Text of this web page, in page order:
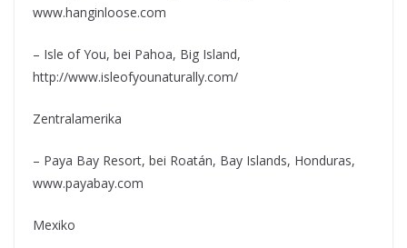
www.hanginloose.com
– Isle of You, bei Pahoa, Big Island,
http://www.isleofyounaturally.com/
Zentralamerika
– Paya Bay Resort, bei Roatán, Bay Islands, Honduras,
www.payabay.com
Mexiko